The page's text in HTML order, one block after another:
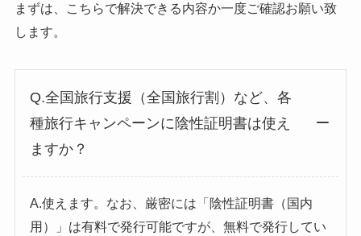
まずは、こちらで解決できる内容か一度ご確認お願い致
します。
Q.全国旅行支援（全国旅行割）など、各
種旅行キャンペーンに陰性証明書は使え
ますか？
A.使えます。なお、厳密には「陰性証明書（国内
用）」は有料で発行可能ですが、無料で発行してい